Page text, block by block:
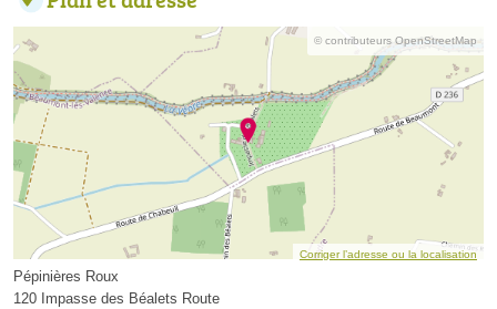
© contributeurs OpenStreetMap
Corriger l’adresse ou la localisation
Pépinières Roux
120 Impasse des Béalets Route